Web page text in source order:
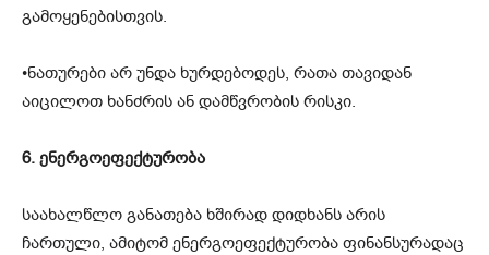
გამოყენებისთვის.
•ნათურები არ უნდა ხურდებოდეს, რათა თავიდან
აიცილოთ ხანძრის ან დამწვრობის რისკი.
6. ენერგოეფექტურობა
საახალწლო განათება ხშირად დიდხანს არის
ჩართული, ამიტომ ენერგოეფექტურობა ფინანსურადაც